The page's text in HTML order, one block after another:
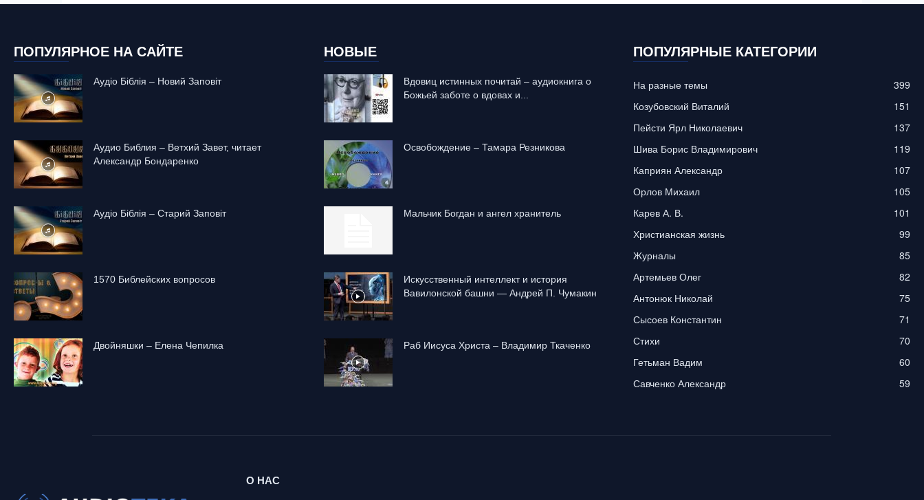
ПОПУЛЯРНОЕ НА САЙТЕ
Аудіо Біблія – Новий Заповіт
Аудио Библия – Ветхий Завет, читает
Александр Бондаренко
Аудіо Біблія – Старий Заповіт
1570 Библейских вопросов
Двойняшки – Елена Чепилка
НОВЫЕ
Вдовиц истинных почитай – аудиокнига о
Божьей заботе о вдовах и...
Освобождение – Тамара Резникова
Mальчик Богдан и ангел хранитель
Искусственный интеллект и история
Вавилонской башни — Андрей П. Чумакин
Раб Иисуса Христа – Владимир Ткаченко
ПОПУЛЯРНЫЕ КАТЕГОРИИ
На разные темы
399
Козубовский Виталий
151
Пейсти Ярл Николаевич
137
Шива Борис Владимирович
119
Каприян Александр
107
Орлов Михаил
105
Карев А. В.
101
Христианская жизнь
99
Журналы
85
Артемьев Олег
82
Антонюк Николай
75
Сысоев Константин
71
Стихи
70
Гетьман Вадим
60
Савченко Александр
59
О НАС